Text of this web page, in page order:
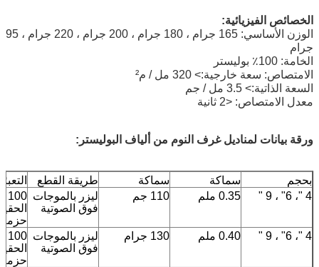
الخصائص الفيزيائية:
الوزن الأساسي: 165 جرام ، 180 جرام ، 200 جرام ، 220 جرام ، 95
جرام
الخامة: 100٪ بوليستر
الامتصاص: سعة خارجية:> 320 مل / م²
السعة الذاتية:> 3.5 مل / جم
معدل الامتصاص: <2 ثانية
ورقة بيانات لمناديل غرف النوم من ألياف البوليستر:
بحجم سماكة سماكة طريقة القطع
4 "، 6" ، 9 "
0.35 ملم 110 جم
ليزر بالموجات
فوق الصوتية
4 "، 6" ، 9 "
0.40 ملم 130 جرام
ليزر بالموجات
فوق الصوتية